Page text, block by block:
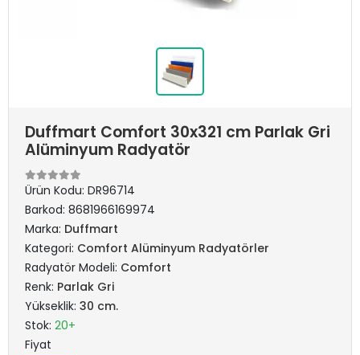
Duffmart Comfort 30x321 cm Parlak Gri
Alüminyum Radyatör
Ürün Kodu: DR96714
Barkod: 8681966169974
Marka: Duffmart
Kategori: Comfort Alüminyum Radyatörler
Radyatör Modeli: Comfort
Renk: Parlak Gri
Yükseklik: 30 cm.
Stok: 20+
Fiyat